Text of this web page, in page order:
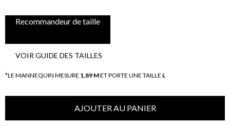
Recommandeur de taille
VOIR GUIDE DES TAILLES
*LE MANNEQUIN MESURE 1,89 MET PORTE UNE TAILLE L
AJOUTER AU PANIER